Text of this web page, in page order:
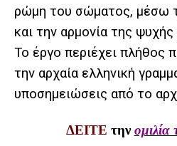
ρώμη του σώματος, μέσω
και την αρμονία της
Το έργο περιέχει πλήθος
την αρχαία ελληνική
υποσημειώσεις από το
ΔΕΙΤΕ την